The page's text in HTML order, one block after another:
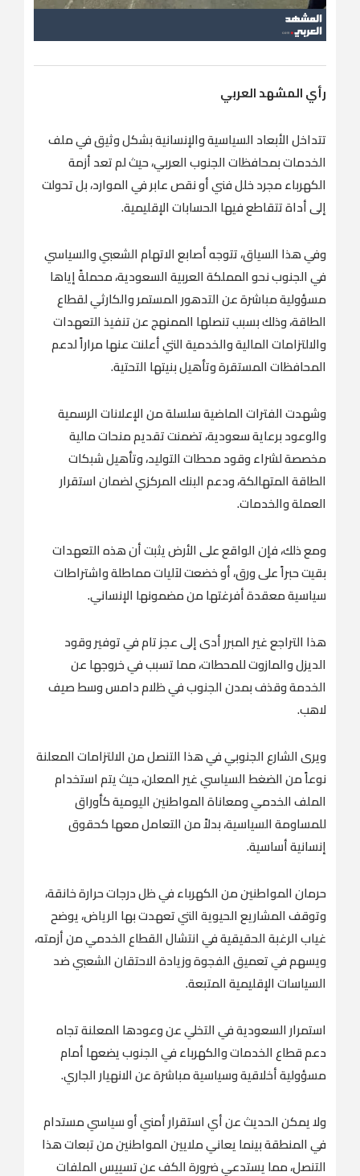
رأي المشهد العربي
تتداخل الأبعاد السياسية والإنسانية بشكل وثيق في ملف
الخدمات بمحافظات الجنوب العربي، حيث لم تعد أزمة
الكهرباء مجرد خلل فني أو نقص عابر في الموارد، بل تحولت
إلى أداة تتقاطع فيها الحسابات الإقليمية.
وفي هذا السياق، تتوجه أصابع الاتهام الشعبي والسياسي
في الجنوب نحو المملكة العربية السعودية، محملةً إياها
مسؤولية مباشرة عن التدهور المستمر والكارثي لقطاع
الطاقة، وذلك بسبب تنصلها الممنهج عن تنفيذ التعهدات
والالتزامات المالية والخدمية التي أعلنت عنها مراراً لدعم
المحافظات المستقرة وتأهيل بنيتها التحتية.
وشهدت الفترات الماضية سلسلة من الإعلانات الرسمية
والوعود برعاية سعودية، تضمنت تقديم منحات مالية
مخصصة لشراء وقود محطات التوليد، وتأهيل شبكات
الطاقة المتهالكة، ودعم البنك المركزي لضمان استقرار
العملة والخدمات.
ومع ذلك، فإن الواقع على الأرض يثبت أن هذه التعهدات
بقيت حبراً على ورق، أو خضعت لآليات مماطلة واشتراطات
سياسية معقدة أفرغتها من مضمونها الإنساني.
هذا التراجع غير المبرر أدى إلى عجز تام في توفير وقود
الديزل والمازوت للمحطات، مما تسبب في خروجها عن
الخدمة وقذف بمدن الجنوب في ظلام دامس وسط صيف
لاهب.
ويرى الشارع الجنوبي في هذا التنصل من الالتزامات المعلنة
نوعاً من الضغط السياسي غير المعلن، حيث يتم استخدام
الملف الخدمي ومعاناة المواطنين اليومية كأوراق
للمساومة السياسية، بدلاً من التعامل معها كحقوق
إنسانية أساسية.
حرمان المواطنين من الكهرباء في ظل درجات حرارة خانقة،
وتوقف المشاريع الحيوية التي تعهدت بها الرياض، يوضح
غياب الرغبة الحقيقية في انتشال القطاع الخدمي من أزمته،
ويسهم في تعميق الفجوة وزيادة الاحتقان الشعبي ضد
السياسات الإقليمية المتبعة.
استمرار السعودية في التخلي عن وعودها المعلنة تجاه
دعم قطاع الخدمات والكهرباء في الجنوب يضعها أمام
مسؤولية أخلاقية وسياسية مباشرة عن الانهيار الجاري.
ولا يمكن الحديث عن أي استقرار أمني أو سياسي مستدام
في المنطقة بينما يعاني ملايين المواطنين من تبعات هذا
التنصل، مما يستدعي ضرورة الكف عن تسييس الملفات